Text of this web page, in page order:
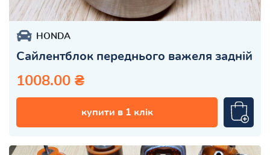
HONDA
Сайлентблок переднього важеля задній
1008.00 ₴
купити в 1 клік